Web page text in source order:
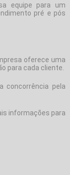
equipe para um
pré e pós
oferece uma
para cada cliente.
concorrência pela
informações para